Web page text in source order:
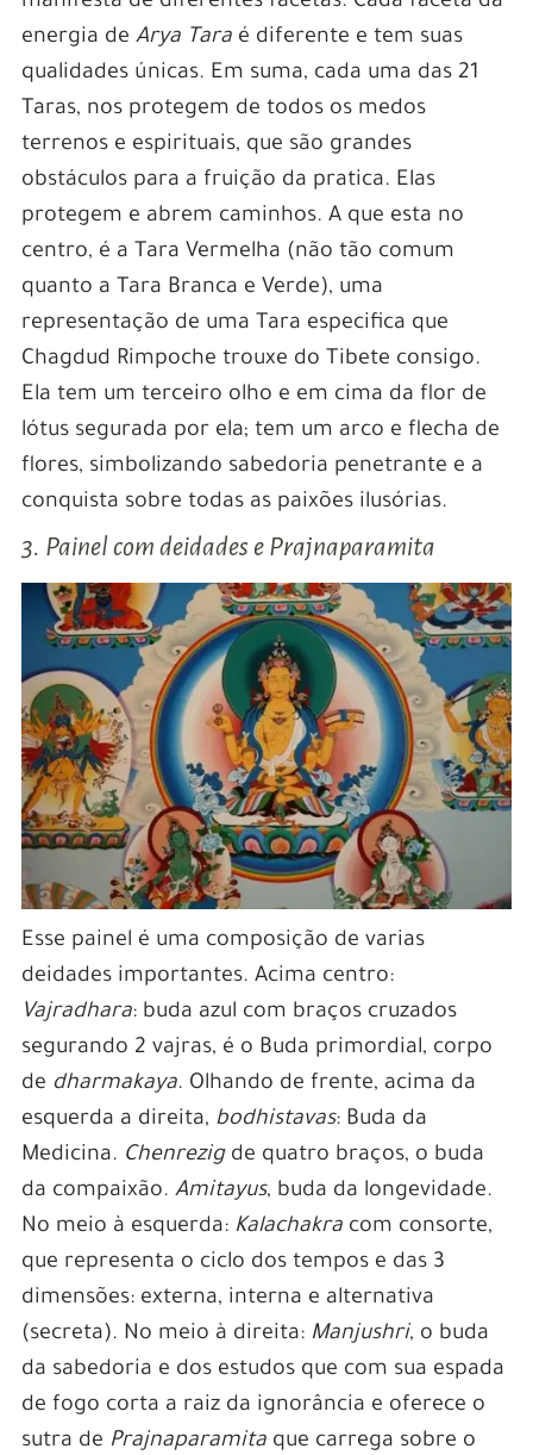
energia de Arya Taraé diferente e tem suas
qualidades únicas. Em suma, cada uma das 21
Taras, nos protegem de todos os medos
terrenos e espirituais, que são grandes
obstáculos para a fruição da pratica. Elas
protegem e abrem caminhos. A que esta no
centro, é a Tara Vermelha (não tão comum
quanto a Tara Branca e Verde), uma
representação de uma Tara especifica que
Chagdud Rimpoche trouxe do Tibete consigo.
Ela tem um terceiro olho e em cima da flor de
lótus segurada por ela; tem um arco e flecha de
flores, simbolizando sabedoria penetrante e a
conquista sobre todas as paixões ilusórias.
3. Painel com deidades e Prajnaparamita
Esse painel é uma composição de varias
deidades importantes. Acima centro:
Vajradhara: buda azul com braços cruzados
segurando 2 vajras, é o Buda primordial, corpo
de dharmakaya. Olhando de frente, acima da
esquerda a direita, bodhistavas: Buda da
Medicina. Chenrezigde quatro braços, o buda
da compaixão. Amitayus, buda da longevidade.
No meio à esquerda: Kalachakracom consorte,
que representa o ciclo dos tempos e das 3
dimensões: externa, interna e alternativa
(secreta). No meio à direita: Manjushri, o buda
da sabedoria e dos estudos que com sua espada
de fogo corta a raiz da ignorância e oferece o
sutra de Prajnaparamitaque carrega sobre o